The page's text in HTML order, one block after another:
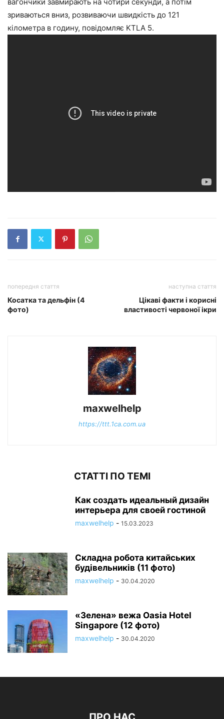
зриваються вниз, розвиваючи швидкість до 121
кілометра в годину, повідомляє KTLA 5.
попередня стаття
Косатка та дельфін (4
фото)
наступна стаття
Цікаві факти і корисні
властивості червоної ікри
maxwelhelp
https://ttt.1ca.com.ua
СТАТТІ ПО ТЕМІ
Как создать идеальный дизайн
интерьера для своей гостиной
maxwelhelp - 15.03.2023
Складна робота китайських
будівельників (11 фото)
maxwelhelp - 30.04.2020
«Зелена» вежа Oasia Hotel
Singapore (12 фото)
maxwelhelp - 30.04.2020